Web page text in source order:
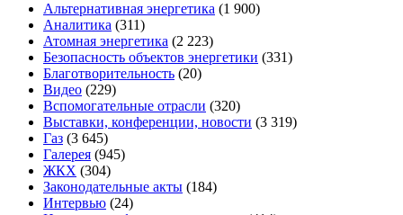
Альтернативная энергетика (1 900)
Аналитика (311)
Атомная энергетика (2 223)
Безопасность объектов энергетики (331)
Благотворительность (20)
Видео (229)
Вспомогательные отрасли (320)
Выставки, конференции, новости (3 319)
Газ (3 645)
Галерея (945)
ЖКХ (304)
Законодательные акты (184)
Интервью (24)